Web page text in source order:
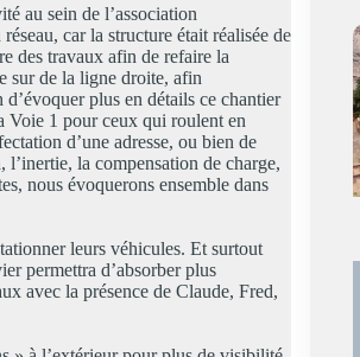
au sein de l’association
car la structure était réalisée de
des travaux afin de refaire la
sur de la ligne droite, afin
plus en détails ce chantier
Voie 1 pour ceux qui roulent en
d’une adresse, ou bien de
la compensation de charge,
nous évoquerons ensemble dans
leurs véhicules. Et surtout
permettra d’absorber plus
avec la présence de Claude, Fred,